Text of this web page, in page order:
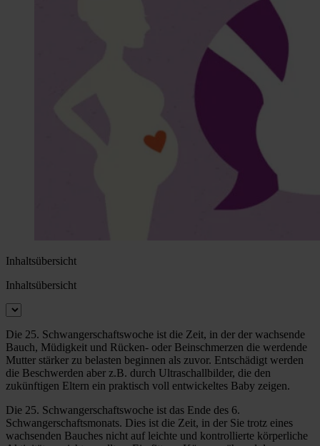
Inhaltsübersicht
Inhaltsübersicht
Die 25. Schwangerschaftswoche ist die Zeit, in der der wachsende
Bauch, Müdigkeit und Rücken- oder Beinschmerzen die werdende
Mutter stärker zu belasten beginnen als zuvor. Entschädigt werden
die Beschwerden aber z.B. durch Ultraschallbilder, die den
zukünftigen Eltern ein praktisch voll entwickeltes Baby zeigen.
Die 25. Schwangerschaftswoche ist das Ende des 6.
Schwangerschaftsmonats. Dies ist die Zeit, in der Sie trotz eines
wachsenden Bauches nicht auf leichte und kontrollierte körperliche